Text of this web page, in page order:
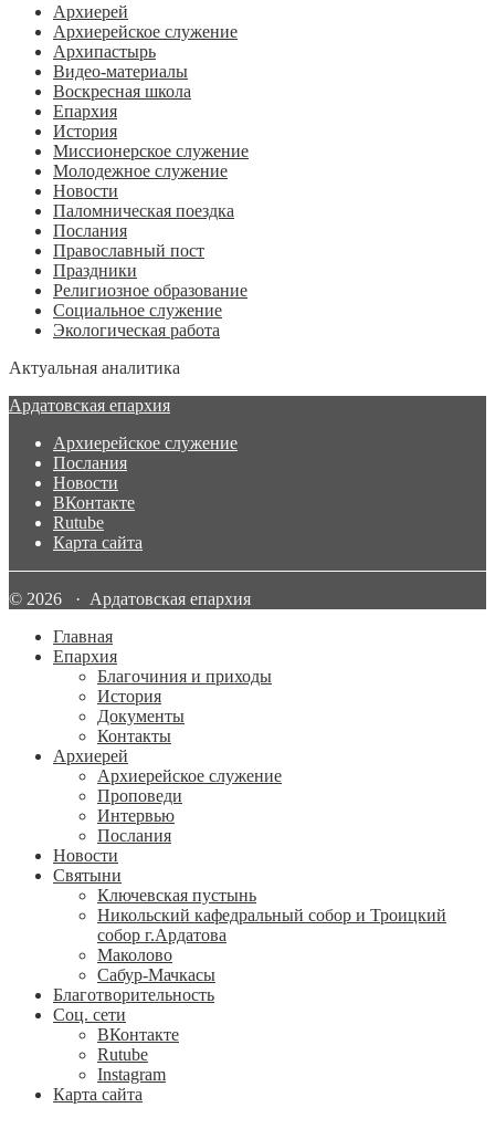
Архиерей
Архиерейское служение
Архипастырь
Видео-материалы
Воскресная школа
Епархия
История
Миссионерское служение
Молодежное служение
Новости
Паломническая поездка
Послания
Православный пост
Праздники
Религиозное образование
Социальное служение
Экологическая работа
Актуальная аналитика
Ардатовская епархия
Архиерейское служение
Послания
Новости
ВКонтакте
Rutube
Карта сайта
© 2026 · Ардатовская епархия
Главная
Епархия
Благочиния и приходы
История
Документы
Контакты
Архиерей
Архиерейское служение
Проповеди
Интервью
Послания
Новости
Святыни
Ключевская пустынь
Никольский кафедральный собор и Троицкий
собор г.Ардатова
Маколово
Сабур-Мачкасы
Благотворительность
Соц. сети
ВКонтакте
Rutube
Instagram
Карта сайта